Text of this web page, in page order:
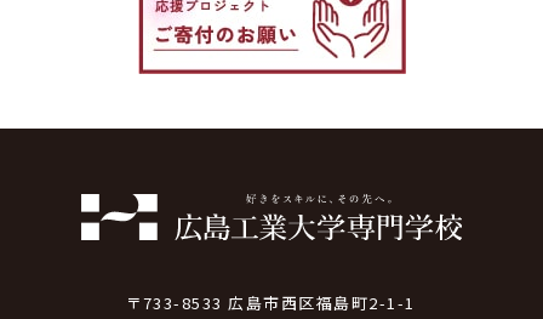
〒733-8533 広島市西区福島町2-1-1